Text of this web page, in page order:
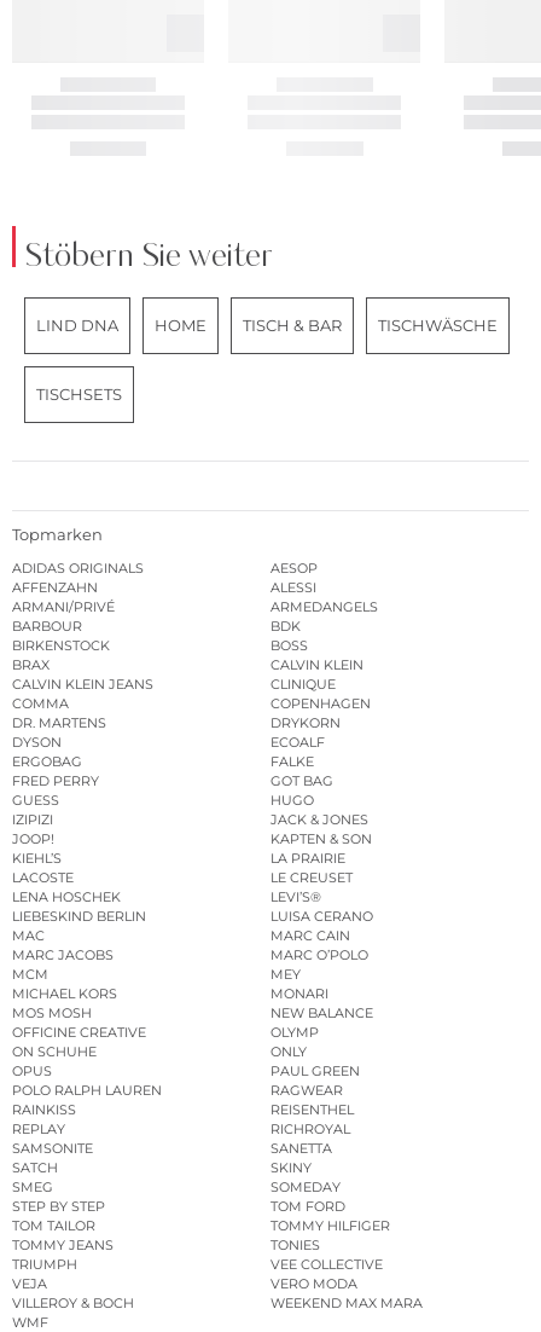
Stöbern Sie weiter
LIND DNA HOME TISCH & BAR TISCHWÄSCHE
TISCHSETS
Topmarken
ADIDAS ORIGINALS
AESOP
AFFENZAHN
ALESSI
ARMANI/PRIVÉ
ARMEDANGELS
BARBOUR
BDK
BIRKENSTOCK
BOSS
BRAX
CALVIN KLEIN
CALVIN KLEIN JEANS
CLINIQUE
COMMA
COPENHAGEN
DR. MARTENS
DRYKORN
DYSON
ECOALF
ERGOBAG
FALKE
FRED PERRY
GOT BAG
GUESS
HUGO
IZIPIZI
JACK & JONES
JOOP!
KAPTEN & SON
KIEHL’S
LA PRAIRIE
LACOSTE
LE CREUSET
LENA HOSCHEK
LEVI’S®
LIEBESKIND BERLIN
LUISA CERANO
MAC
MARC CAIN
MARC JACOBS
MARC O’POLO
MCM
MEY
MICHAEL KORS
MONARI
MOS MOSH
NEW BALANCE
OFFICINE CREATIVE
OLYMP
ON SCHUHE
ONLY
OPUS
PAUL GREEN
POLO RALPH LAUREN
RAGWEAR
RAINKISS
REISENTHEL
REPLAY
RICHROYAL
SAMSONITE
SANETTA
SATCH
SKINY
SMEG
SOMEDAY
STEP BY STEP
TOM FORD
TOM TAILOR
TOMMY HILFIGER
TOMMY JEANS
TONIES
TRIUMPH
VEE COLLECTIVE
VEJA
VERO MODA
VILLEROY & BOCH
WEEKEND MAX MARA
WMF